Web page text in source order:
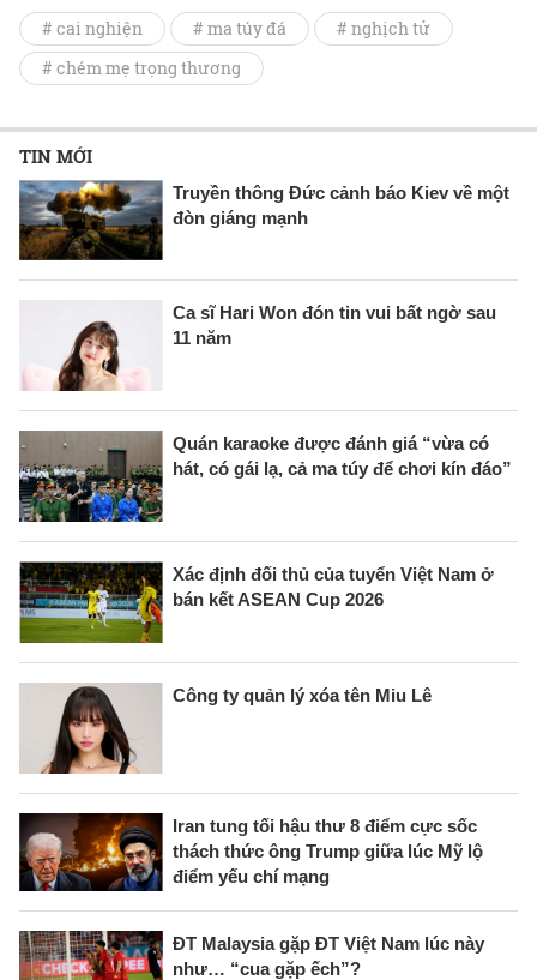
# cai nghiện # ma túy đá
# nghịch tử
# chém mẹ trọng thương
TIN MỚI
Truyền thông Đức cảnh báo Kiev về một
đòn giáng mạnh
Ca sĩ Hari Won đón tin vui bất ngờ sau
11 năm
Quán karaoke được đánh giá “vừa có
hát, có gái lạ, cả ma túy để chơi kín đáo”
Xác định đối thủ của tuyển Việt Nam ở
bán kết ASEAN Cup 2026
Công ty quản lý xóa tên Miu Lê
Iran tung tối hậu thư 8 điểm cực sốc
thách thức ông Trump giữa lúc Mỹ lộ
điểm yếu chí mạng
ĐT Malaysia gặp ĐT Việt Nam lúc này
như… “cua gặp ếch”?